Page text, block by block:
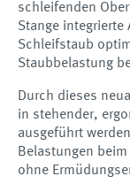
schleifenden
Stange
Schleifstaub
Staubbelastung
Durch dieses
in stehender,
ausgeführt
Belastungen
ohne